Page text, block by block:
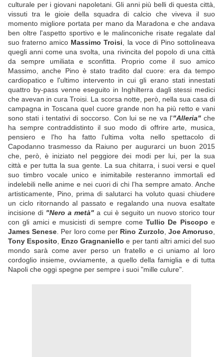
culturale per i giovani napoletani. Gli anni più belli di questa città,
vissuti tra le gioie della squadra di calcio che viveva il suo
momento migliore portata per mano da Maradona e che andava
ben oltre l'aspetto sportivo e le malinconiche risate regalate dal
suo fraterno amico Massimo Troisi , la voce di Pino sottolineava
quegli anni come una svolta, una rivincita del popolo di una città
da sempre umiliata e sconfitta. Proprio come il suo amico
Massimo, anche Pino è stato tradito dal cuore: era da tempo
cardiopatico e l'ultimo intervento in cui gli erano stati innestati
quattro by-pass venne eseguito in Inghilterra dagli stessi medici
che avevan in cura Troisi. La scorsa notte, però, nella sua casa di
campagna in Toscana quel cuore grande non ha più retto e vani
sono stati i tentativi di soccorso. Con lui se ne va l'"Alleria"che
ha sempre contraddistinto il suo modo di offrire arte, musica,
pensiero e l'ho ha fatto l'ultima volta nello spettacolo di
Capodanno trasmesso da Raiuno per augurarci un buon 2015
che, però, è iniziato nel peggiore dei modi per lui, per la sua
città e per tutta la sua gente. La sua chitarra, i suoi versi e quel
suo timbro vocale unico e inimitabile resteranno immortali ed
indelebili nelle anime e nei cuori di chi l'ha sempre amato. Anche
artisticamente, Pino, prima di salutarci ha voluto quasi chiudere
un ciclo ritornando al passato e regalando una nuova esaltate
incisione di "Nero a metà" a cui è seguito un nuovo storico tour
con gli amici e musicisti di sempre come Tullio De Piscopo e
James Senese . Per loro come per Rino Zurzolo Joe Amoruso
Tony Esposito
Enzo Gragnaniello e per tanti altri amici del suo
mondo sarà come aver perso un fratello e ci uniamo al loro
cordoglio insieme, ovviamente, a quello della famiglia e di tutta
Napoli che oggi spegne per sempre i suoi "mille culure".